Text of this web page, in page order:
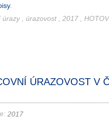
.
úrazy
úrazovost 2017
ÚRAZOVOST V
2017